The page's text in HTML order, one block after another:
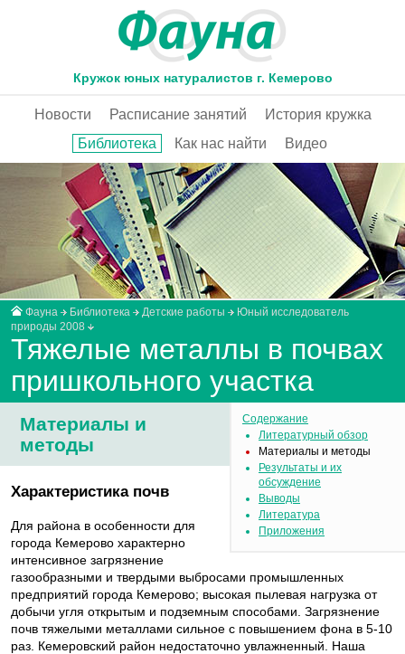
Кружок юных натуралистов г. Кемерово
Новости Расписание занятий
История кружка
Библиотека
Как нас найти Видео
Фауна Библиотека Детские работы
Юный исследователь
природы 2008
Тяжелые металлы в почвах
пришкольного участка
Содержание
Литературный обзор
Материалы и методы
Результаты и их
обсуждение
Выводы
Литература
Приложения
Материалы и
методы
Характеристика почв
Для района в особенности для
города Кемерово характерно
интенсивное загрязнение
газообразными и твердыми выбросами промышленных
предприятий города Кемерово; высокая пылевая нагрузка от
добычи угля открытым и подземным способами. Загрязнение
почв тяжелыми металлами сильное с повышением фона в 5-10
раз. Кемеровский район недостаточно увлажненный. Наша